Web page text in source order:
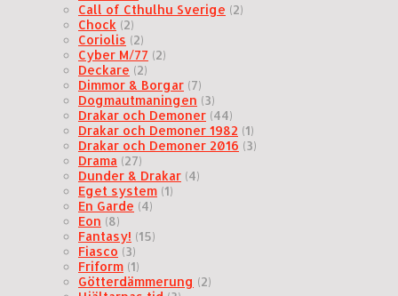
Call of Cthulhu Sverige (2)
Chock (2)
Coriolis (2)
Cyber M/77 (2)
Deckare (2)
Dimmor & Borgar (7)
Dogmautmaningen (3)
Drakar och Demoner (44)
Drakar och Demoner 1982 (1)
Drakar och Demoner 2016 (3)
Drama (27)
Dunder & Drakar (4)
Eget system (1)
En Garde (4)
Eon (8)
Fantasy! (15)
Fiasco (3)
Friform (1)
Götterdämmerung (2)